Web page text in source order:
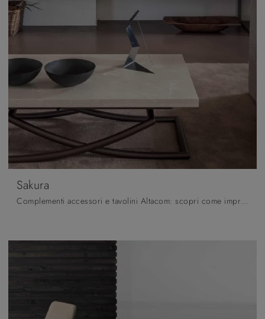
Sakura
Complementi accessori e tavolini Altacom: scopri come impreziosire i tuoi locali moderni con il modello Sakura.